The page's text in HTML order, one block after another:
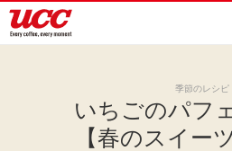
商品情報一覧
知る・楽しむ一覧
おでかけ・イベント情報一覧
サステナビリティ
季節のレシピ
いちごのパフ
【春のスイー